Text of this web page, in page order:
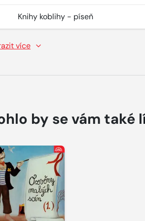
Knihy koblihy - píseň
více
by se vám také